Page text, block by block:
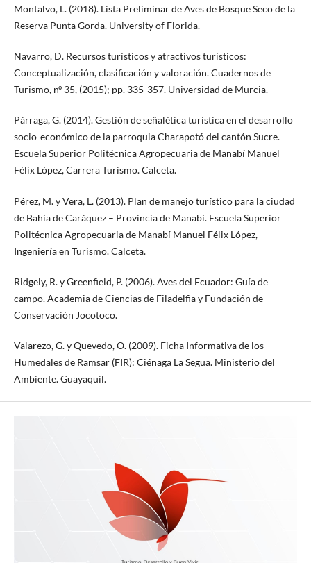
Montalvo, L. (2018). Lista Preliminar de Aves de Bosque Seco de la
Reserva Punta Gorda. University of Florida.
Navarro, D. Recursos turísticos y atractivos turísticos:
Conceptualización, clasificación y valoración. Cuadernos de
Turismo, nº 35, (2015); pp. 335-357. Universidad de Murcia.
Párraga, G. (2014). Gestión de señalética turística en el desarrollo
socio-económico de la parroquia Charapotó del cantón Sucre.
Escuela Superior Politécnica Agropecuaria de Manabí Manuel
Félix López, Carrera Turismo. Calceta.
Pérez, M. y Vera, L. (2013). Plan de manejo turístico para la ciudad
de Bahía de Caráquez – Provincia de Manabí. Escuela Superior
Politécnica Agropecuaria de Manabí Manuel Félix López,
Ingeniería en Turismo. Calceta.
Ridgely, R. y Greenfield, P. (2006). Aves del Ecuador: Guía de
campo. Academia de Ciencias de Filadelfia y Fundación de
Conservación Jocotoco.
Valarezo, G. y Quevedo, O. (2009). Ficha Informativa de los
Humedales de Ramsar (FIR): Ciénaga La Segua. Ministerio del
Ambiente. Guayaquil.